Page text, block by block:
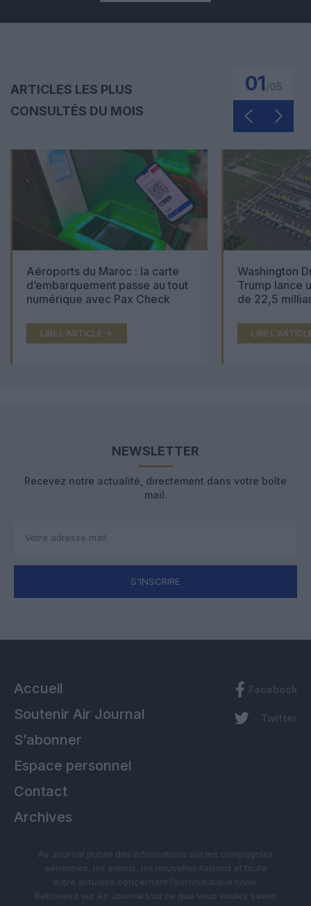
ARTICLES LES PLUS
CONSULTÉS DU MOIS
01
Aéroports du Maroc : la carte
d’embarquement passe au tout
numérique avec Pax Check
LIRE L'ARTICLE
Washington
Trump lance
de 22,5
LIRE
NEWSLETTER
Recevez notre actualité, directement dans votre boîte
mail.
S'INSCRIRE
Accueil
Soutenir Air Journal
S’abonner
Espace personnel
Contact
Archives